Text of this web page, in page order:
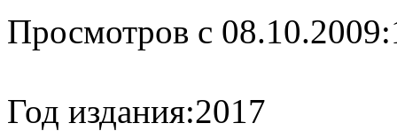
Просмотров с 08.10.2009:
Год издания:2017